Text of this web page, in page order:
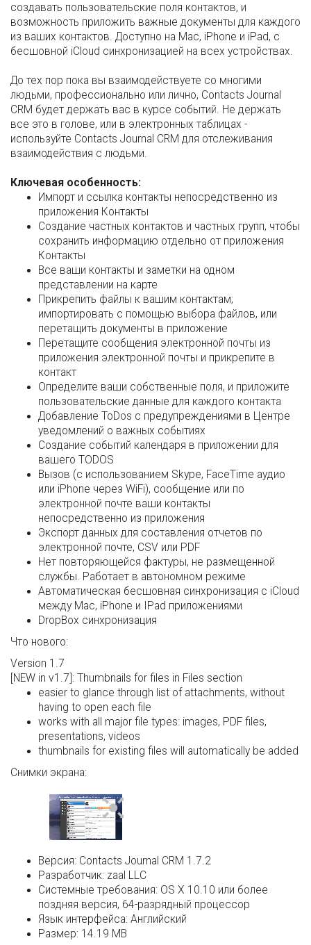
создавать пользовательские поля контактов, и
возможность приложить важные документы для каждого
из ваших контактов. Доступно на Mac, iPhone и iPad, с
бесшовной iCloud синхронизацией на всех устройствах.
До тех пор пока вы взаимодействуете со многими
людьми, профессионально или лично, Contacts Journal
CRM будет держать вас в курсе событий. Не держать
все это в голове, или в электронных таблицах -
используйте Contacts Journal CRM для отслеживания
взаимодействия с людьми.
Ключевая особенность:
Импорт и ссылка контакты непосредственно из
приложения Контакты
Создание частных контактов и частных групп, чтобы
сохранить информацию отдельно от приложения
Контакты
Все ваши контакты и заметки на одном
представлении на карте
Прикрепить файлы к вашим контактам;
импортировать с помощью выбора файлов, или
перетащить документы в приложение
Перетащите сообщения электронной почты из
приложения электронной почты и прикрепите в
контакт
Определите ваши собственные поля, и приложите
пользовательские данные для каждого контакта
Добавление ToDos с предупреждениями в Центре
уведомлений о важных событиях
Создание событий календаря в приложении для
вашего TODOS
Вызов (с использованием Skype, FaceTime аудио
или iPhone через WiFi), сообщение или по
электронной почте ваши контакты
непосредственно из приложения
Экспорт данных для составления отчетов по
электронной почте, CSV или PDF
Нет повторяющейся фактуры, не размещенной
службы. Работает в автономном режиме
Автоматическая бесшовная синхронизация с iCloud
между Mac, iPhone и IPad приложениями
DropBox синхронизация
Что нового:
Version 1.7
[NEW in v1.7]: Thumbnails for files in Files section
easier to glance through list of attachments, without
having to open each file
works with all major file types: images, PDF files,
presentations, videos
thumbnails for existing files will automatically be added
Снимки экрана:
Версия: Contacts Journal CRM 1.7.2
Разработчик: zaal LLC
Системные требования: OS X 10.10 или более
поздняя версия, 64-разрядный процессор
Язык интерфейса: Английский
Размер: 14.19 MB